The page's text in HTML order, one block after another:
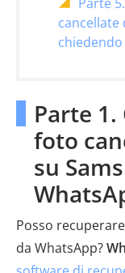
cancellate
Parte
foto
su
Posso
da WhatsApp?